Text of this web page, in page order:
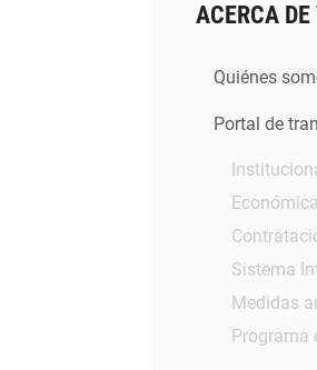
ACERCA
Quiénes
Portal de
Económica
Sistema
Medidas
Programa